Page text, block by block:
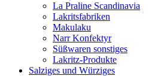
La Praline Scandinavia
Lakritsfabriken
Makulaku
Narr Konfektyr
Süßwaren sonstiges
Lakritz-Produkte
Salziges und Würziges